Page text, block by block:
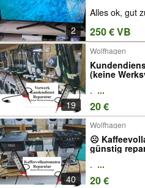
2
Alles ok, gut
250 € VB
19
Wolfhagen
(keine
Staubsauger
121 130 131
EB350
Reparatur -7-
. ...
20 €
40
Wolfhagen
☹
günstig
Wartung
Siemens
Philips
. ...
20 €